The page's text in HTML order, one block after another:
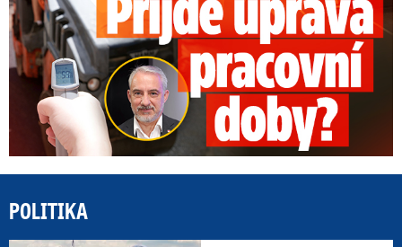
POLITIKA